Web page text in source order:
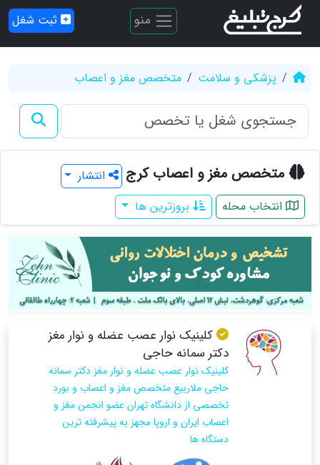
منو ثبت شغل
پزشکی و سلامت متخصص مغز و اعصاب
متخصص مغز و اعصاب کرج
انتشار
انتخاب محله
بروزترین ها
کلینیک نوار عصب عضله و نوار مغز
دکتر سمانه حاجی
کلینیک نوار عصب عضله و نوار مغز دکتر سمانه
حاجی ملاربیع متخصص مغز و اعصاب و بورد
تخصصی از دانشگاه تهران عضو انجمن مغز و
اعصاب ایران و اروپا مجهز به پیشرفته ترین
دستگاه ها